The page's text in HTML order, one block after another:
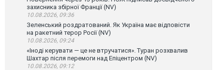
захисника збірної Франції (NV)
10.08.2026, 09:36
Зеленський роздратований. Як Україна має відповісти
на ракетний терор Росії (NV)
10.08.2026, 09:24
«Іноді керувати — це не втручатися». Туран розхвалив
Шахтар після перемоги над Епіцентром (NV)
10.08.2026, 09:12